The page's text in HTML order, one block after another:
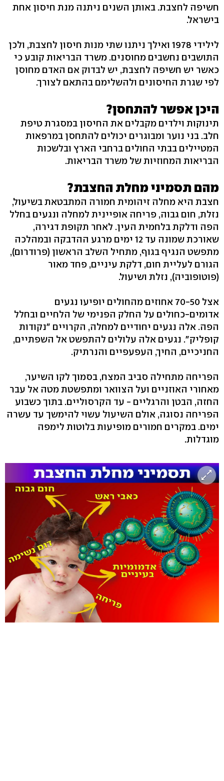
חשיפה לחצבת. באותן השנים ניתנה מנת חיסון אחת
בישראל.
לילידי 1978 ואילך ניתנו שתי מנות חיסון לחצבת, ולכן
התושבים נחשבים מחוסנים. משרד הבריאות קובע כי
כאשר יש חשיפה לחצבת, יש לבדוק אם האדם מחוסן
לפי שגרת החיסונים ולהשלימם בהתאם לצורך.
היכן אפשר להתחסן?
תינוקות וילדים מקבלים את החיסון במסגרת טיפת
חלב. בני נוער ומבוגרים יכולים להתחסן במרפאות
המטיילים בבתי החולים ברחבי הארץ ובלשכות
הבריאות המחוזיות של משרד הבריאות.
מהם תסמיני מחלת החצבת?
חצבת היא מחלה זיהומית חמורה המתבטאת בשיעול,
נזלת, חום גבוה, פריחה אופיינית למחלה ונגעים בחלל
הפה ודלקת בלחמית העין. לאחר תקופת דגירה,
שאורכת שמונה עד 12 ימים מרגע ההדבקה ובמהלכה
מתפשט הנגיף בגוף, מתחיל השלב הראשון (פרודרום),
הגורם לעליית חום, דלקת עיניים, פחד מאור
(פוטופוביה), נזלת ושיעול.
אצל 70-50 אחוזים מהחולים יופיעו נגעים
אדומים-כחולים על החלק הפנימי של הלחיים ובחלל
הפה. אלה נגעים יחודיים למחלה, הקרויים "נקודות
קופליק". נגעים אלה עלולים להתפשט אל השפתיים,
החניכיים, החיך, העפעפיים והנרתיק.
הפריחה מתחילה סביב המצח, בסמוך לקו השיער,
מאחורי האוזניים ועל הצוואר ומתפשטת מטה אל עבר
החזה, הבטן והרגליים - עד הקרסוליים. בתוך כשבוע
הפריחה נסוגה, אולם השיעול עשוי להימשך עד עשרה
ימים. במקרים חמורים מופיעות בלוטות לימפה
מוגדלות.